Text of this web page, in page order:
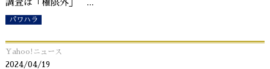
調査は「権限外」 ...
パワハラ
Yahoo!ニュース
2024/04/19